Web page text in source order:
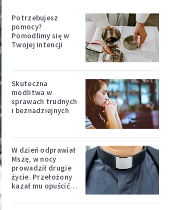
Potrzebujesz
pomocy?
Pomodlimy się w
Twojej intencji
Skuteczna
modlitwa w
sprawach trudnych
i beznadziejnych
W dzień odprawiał
Mszę, w nocy
prowadził drugie
życie. Przełożony
kazał mu opuścić